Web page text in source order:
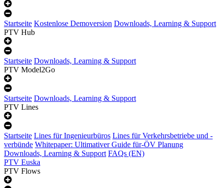
Startseite Kostenlose Demoversion Downloads, Learning & Support
PTV Hub
Startseite Downloads, Learning & Support
PTV Model2Go
Startseite Downloads, Learning & Support
PTV Lines
Startseite Lines für Ingenieurbüros Lines für Verkehrsbetriebe und -
verbünde Whitepaper: Ultimativer Guide für-ÖV Planung
Downloads, Learning & Support FAQs (EN)
PTV Euska
PTV Flows